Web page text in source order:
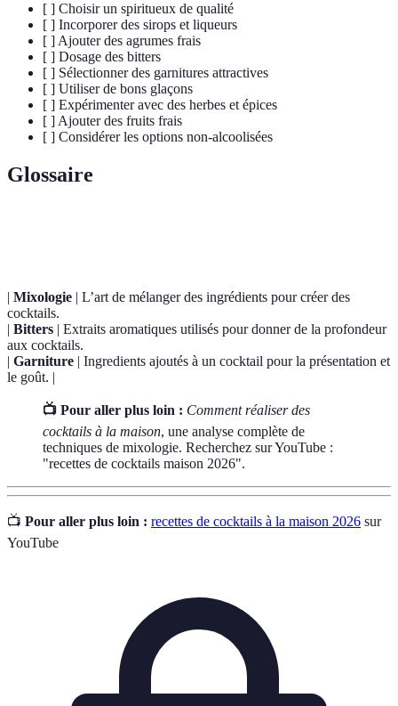
[ ] Choisir un spiritueux de qualité
[ ] Incorporer des sirops et liqueurs
[ ] Ajouter des agrumes frais
[ ] Dosage des bitters
[ ] Sélectionner des garnitures attractives
[ ] Utiliser de bons glaçons
[ ] Expérimenter avec des herbes et épices
[ ] Ajouter des fruits frais
[ ] Considérer les options non-alcoolisées
Glossaire
| Mixologie | L’art de mélanger des ingrédients pour créer des
cocktails.
| Bitters | Extraits aromatiques utilisés pour donner de la profondeur
aux cocktails.
| Garniture | Ingredients ajoutés à un cocktail pour la présentation et
le goût. |
📺 Pour aller plus loin : Comment réaliser des
cocktails à la maison, une analyse complète de
techniques de mixologie. Recherchez sur YouTube :
"recettes de cocktails maison 2026".
📺 Pour aller plus loin : recettes de cocktails à la maison 2026 sur
YouTube